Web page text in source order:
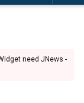
need JNews -